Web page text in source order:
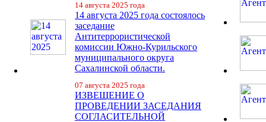
14 августа 2025 года
14 августа 2025 года состоялось
заседание
Антитеррористической
комиссии Южно-Курильского
муниципального округа
Сахалинской области.
07 августа 2025 года
ИЗВЕЩЕНИЕ О
ПРОВЕДЕНИИ ЗАСЕДАНИЯ
СОГЛАСИТЕЛЬНОЙ